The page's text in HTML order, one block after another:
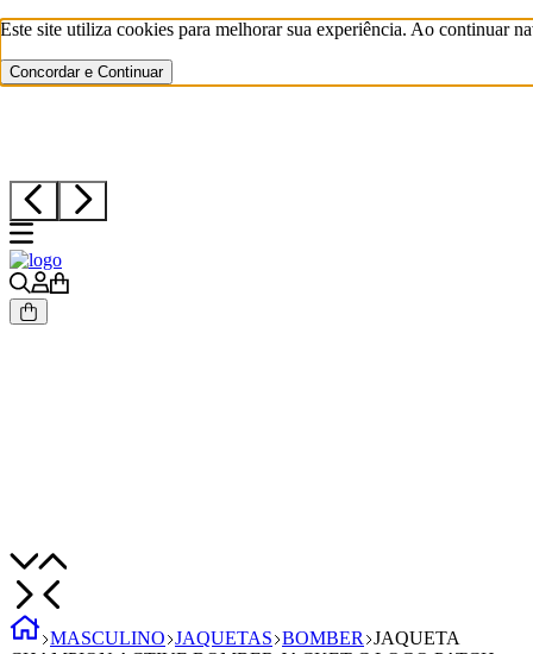
MASCULINO
CHAMPION ACTIVE BOMBER JACKET C LOGO PATCH
Este site utiliza cookies para melhorar sua experiência. Ao continuar
Concordar e Continuar